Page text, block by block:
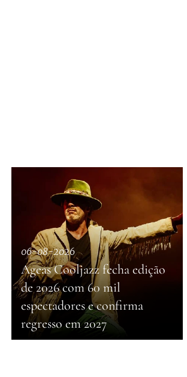
06-08-2026
Ageas Cooljazz fecha edição
de 2026 com 60 mil
espectadores e confirma
regresso em 2027